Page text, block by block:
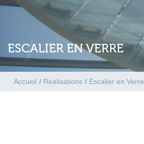
ESCALIER EN VERRE
Accueil / Réalisations / Escalier en Verre